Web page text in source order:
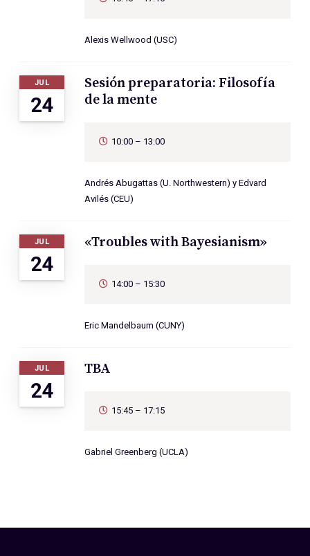
Alexis Wellwood (USC)
JUL
24
Sesión preparatoria: Filosofía
de la mente
10:00 – 13:00
Andrés Abugattas (U. Northwestern) y Edvard
Avilés (CEU)
JUL
24
«Troubles with Bayesianism»
14:00 – 15:30
Eric Mandelbaum (CUNY)
JUL
24
TBA
15:45 – 17:15
Gabriel Greenberg (UCLA)